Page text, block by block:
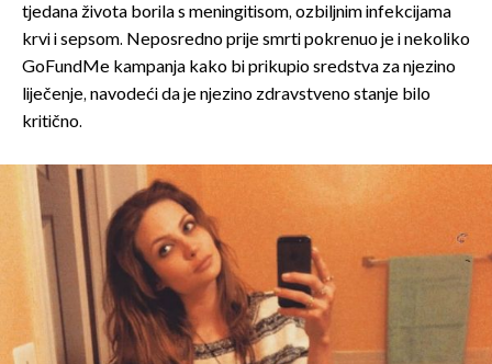
tjedana života borila s meningitisom, ozbiljnim infekcijama
krvi i sepsom. Neposredno prije smrti pokrenuo je i nekoliko
GoFundMe kampanja kako bi prikupio sredstva za njezino
liječenje, navodeći da je njezino zdravstveno stanje bilo
kritično.